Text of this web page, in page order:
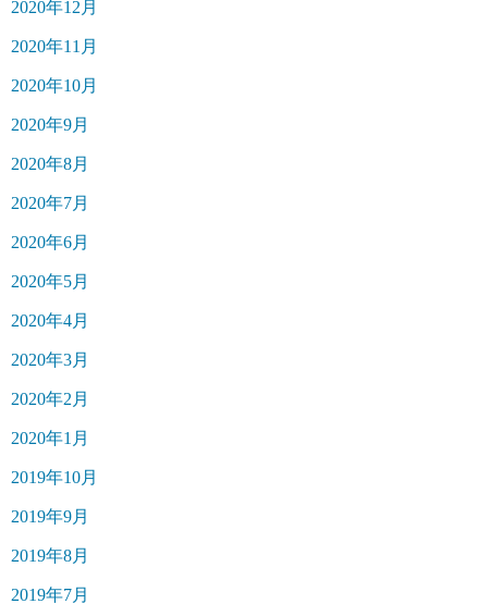
2020年12月
2020年11月
2020年10月
2020年9月
2020年8月
2020年7月
2020年6月
2020年5月
2020年4月
2020年3月
2020年2月
2020年1月
2019年10月
2019年9月
2019年8月
2019年7月